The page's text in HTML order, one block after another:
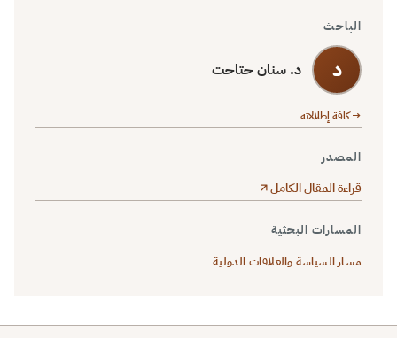
الباحث
د د. سنان حتاحت
→ كافة إطلالاته
المصدر
قراءة المقال الكامل
المسارات البحثية
مسار السياسة والعلاقات الدولية